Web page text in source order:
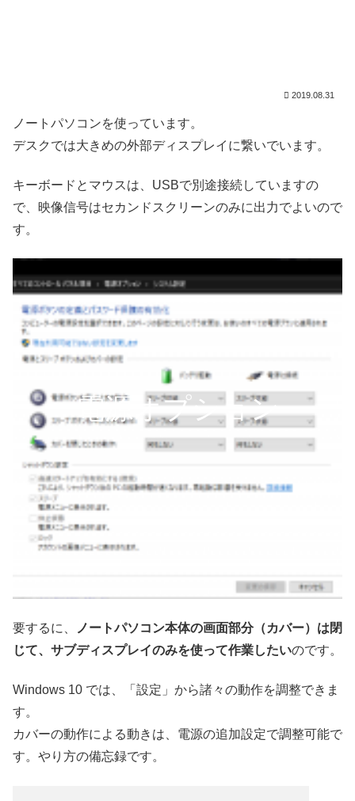
2019.08.31
ノートパソコンを使っています。
デスクでは大きめの外部ディスプレイに繋いでいます。
キーボードとマウスは、USBで別途接続していますの
で、映像信号はセカンドスクリーンのみに出力でよいので
す。
電源オプション
要するに、
ノートパソコン本体の画面部分（カバー）は閉
じて、サブディスプレイのみを使って作業したいのです。
Windows 10 では、「設定」から諸々の動作を調整できま
す。
カバーの動作による動きは、電源の追加設定で調整可能で
す。やり方の備忘録です。